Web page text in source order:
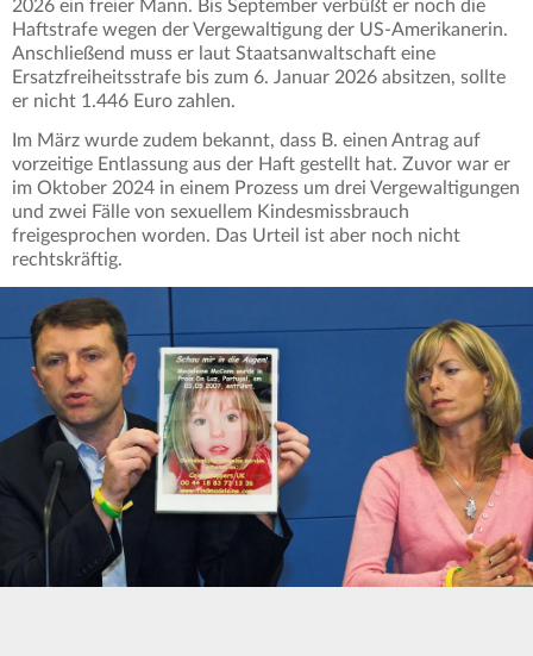
2026 ein freier Mann. Bis September verbüßt er noch die
Haftstrafe wegen der Vergewaltigung der US-Amerikanerin.
Anschließend muss er laut Staatsanwaltschaft eine
Ersatzfreiheitsstrafe bis zum 6. Januar 2026 absitzen, sollte
er nicht 1.446 Euro zahlen.
Im März wurde zudem bekannt, dass B. einen Antrag auf
vorzeitige Entlassung aus der Haft gestellt hat. Zuvor war er
im Oktober 2024 in einem Prozess um drei Vergewaltigungen
und zwei Fälle von sexuellem Kindesmissbrauch
freigesprochen worden. Das Urteil ist aber noch nicht
rechtskräftig.